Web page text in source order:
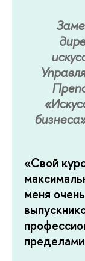
«Свой
меня